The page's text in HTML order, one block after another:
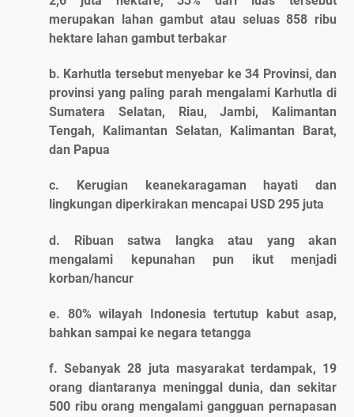
merupakan lahan gambut atau seluas 858 ribu
hektare lahan gambut terbakar
b. Karhutla tersebut menyebar ke 34 Provinsi, dan
provinsi yang paling parah mengalami Karhutla di
Sumatera Selatan, Riau, Jambi, Kalimantan
Tengah, Kalimantan Selatan, Kalimantan Barat,
dan Papua
c. Kerugian keanekaragaman hayati dan
lingkungan diperkirakan mencapai USD 295 juta
d. Ribuan satwa langka atau yang akan
mengalami kepunahan pun ikut menjadi
korban/hancur
e. 80% wilayah Indonesia tertutup kabut asap,
bahkan sampai ke negara tetangga
f. Sebanyak 28 juta masyarakat terdampak, 19
orang diantaranya meninggal dunia, dan sekitar
500 ribu orang mengalami gangguan pernapasan